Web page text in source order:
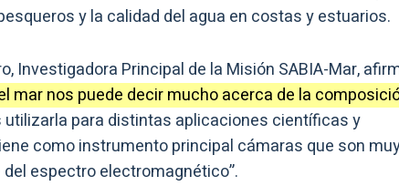
y la calidad del agua en costas y estuarios.
Investigadora Principal de la Misión SABIA-Mar,
mar nos puede decir mucho acerca de la
para distintas aplicaciones científicas y
como instrumento principal cámaras que son
espectro electromagnético”.